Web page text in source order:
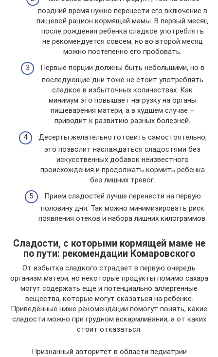
поздний время нужно перенести его включение в
пищевой рацион кормящей мамы. В первый месяц
после рождения ребенка сладкое употреблять
не рекомендуется совсем, но во второй месяц
можно постепенно его пробовать.
Первые порции должны быть небольшими, но в
последующие дни тоже не стоит употреблять
сладкое в избыточных количествах. Как
минимум это повышает нагрузку на органы
пищеварения матери, а в худшем случае –
приводит к развитию разных болезней.
Десерты желательно готовить самостоятельно,
это позволит наслаждаться сладостями без
искусственных добавок неизвестного
происхождения и продолжать кормить ребенка
без лишних тревог.
Прием сладостей лучше перенести на первую
половину дня. Так можно минимизировать риск
появления отеков и набора лишних килограммов.
Сладости, с которыми кормящей маме не
по пути: рекомендации Комаровского
От избытка сладкого страдает в первую очередь
организм матери, но некоторые продукты помимо сахара
могут содержать еще и потенциально аллергенные
вещества, которые могут сказаться на ребенке.
Приведенные ниже рекомендации помогут понять, какие
сладости можно при грудном вскармливании, а от каких
стоит отказаться.
Признанный авторитет в области педиатрии